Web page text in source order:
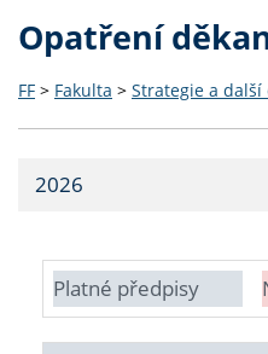
Opatření
FF > Fakulta > Strategie a
2026
Platné předpisy